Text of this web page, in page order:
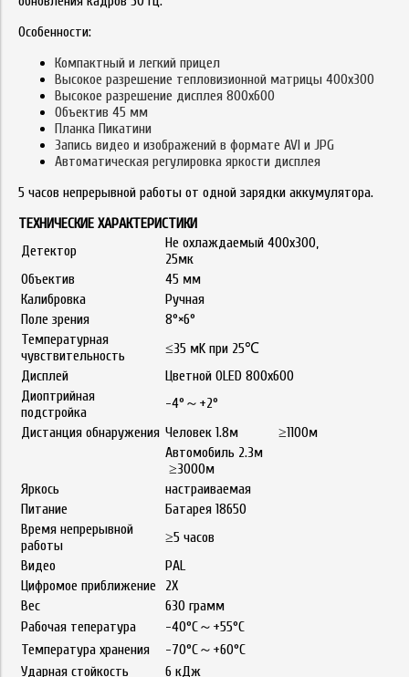
Особенности:
Компактный и легкий прицел
Высокое разрешение тепловизионной матрицы 400х300
Высокое разрешение дисплея 800х600
Объектив 45 мм
Планка Пикатини
Запись видео и изображений в формате AVI и JPG
Автоматическая регулировка яркости дисплея
5 часов непрерывной работы от одной зарядки аккумулятора.
ТЕХНИЧЕСКИЕ ХАРАКТЕРИСТИКИ
Детектор
Не охлаждаемый 400x300,
25мк
Объектив
45 мм
Калибровка
Ручная
Поле зрения
8°×6°
Температурная
чувствительность
≤35 мK при 25℃
Дисплей
Цветной OLED 800x600
Диоптрийная
подстройка
-4°～+2°
Дистанция обнаружения Человек 1.8м ≥1100м
Автомобиль 2.3м
≥3000м
Яркось
настраиваемая
Питание
Батарея 18650
Время непрерывной
работы
≥5 часов
Видео
PAL
Цифромое приближение
2X
Вес
630 грамм
Рабочая тепература
-40°C～+55°C
Температура хранения
-70°C～+60°C
Ударная стойкость
6 кДж